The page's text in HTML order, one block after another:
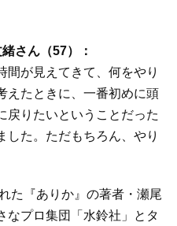
さん（57）：
間が見えてきて、何をやり
えたときに、一番初めに頭
戻りたいということだった
した。ただもちろん、やり
た『ありか』の著者・瀬尾
なプロ集団「水鈴社」とタ